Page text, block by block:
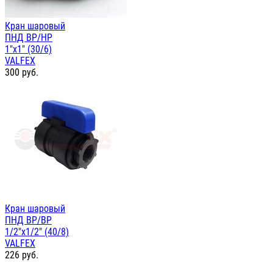
Кран шаровый
ПНД ВР/НР
1"х1" (30/6)
VALFEX
300 руб.
Кран шаровый
ПНД ВР/ВР
1/2"х1/2" (40/8)
VALFEX
226 руб.